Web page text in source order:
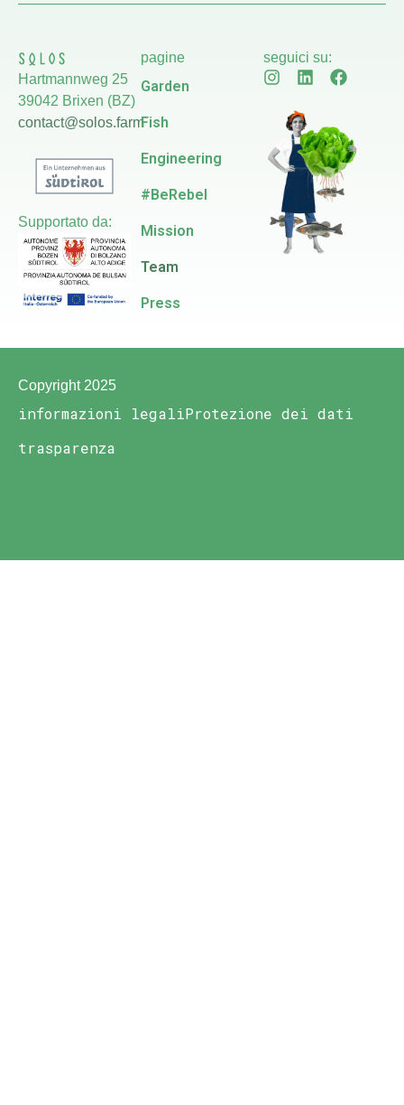
Hartmannweg 25
39042 Brixen (BZ)
contact@solos.farm
Supportato da:
pagine
Garden
Fish
Engineering
#BeRebel
Mission
Team
Press
seguici su:
Copyright 2025
informazioni legaliProtezione dei dati
trasparenza